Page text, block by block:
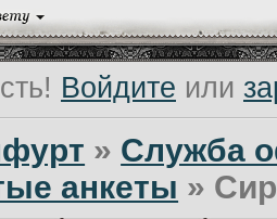
Войдите или
» Служба
анкеты »